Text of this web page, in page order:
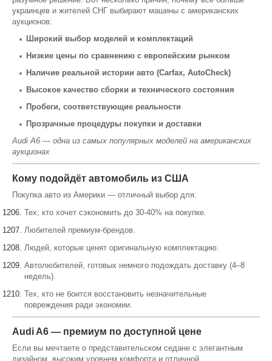
украинцев и жителей СНГ выбирают машины с американских
аукционов:
Широкий выбор моделей и комплектаций
Низкие цены по сравнению с европейским рынком
Наличие реальной истории авто (Carfax, AutoCheck)
Высокое качество сборки и технического состояния
Пробеги, соответствующие реальности
Прозрачные процедуры покупки и доставки
Audi A6 — одна из самых популярных моделей на американских
аукционах
Кому подойдёт автомобиль из США
Покупка авто из Америки — отличный выбор для:
Тех, кто хочет сэкономить до 30-40% на покупке.
Любителей премиум-брендов.
Людей, которые ценят оригинальную комплектацию.
Автолюбителей, готовых немного подождать доставку (4–8
недель).
Тех, кто не боится восстановить незначительные
повреждения ради экономии.
Audi A6 — премиум по доступной цене
Если вы мечтаете о представительском седане с элегантным
дизайном, высоким уровнем комфорта и отличной